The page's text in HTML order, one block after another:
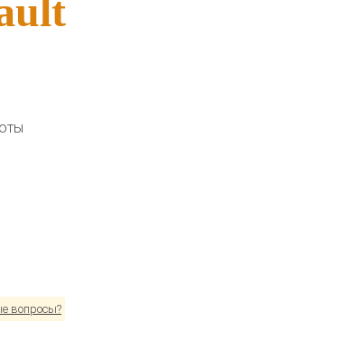
вопросы?